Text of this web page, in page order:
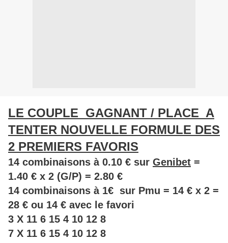
LE COUPLE GAGNANT / PLACE A
TENTER NOUVELLE FORMULE DES
2 PREMIERS FAVORIS
14 combinaisons à 0.10 € sur Genibet =
1.40 € x 2 (G/P) = 2.80 €
14 combinaisons à 1€ sur Pmu = 14 € x 2 =
28 € ou 14 € avec le favori
3 X 11 6 15 4 10 12 8
7 X 11 6 15 4 10 12 8